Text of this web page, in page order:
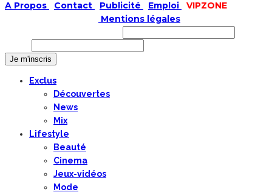
A Propos Contact Publicité Emploi
VIPZONE
Mentions légales
Exclus
Découvertes
News
Mix
Lifestyle
Beauté
Cinema
Jeux-vidéos
Mode